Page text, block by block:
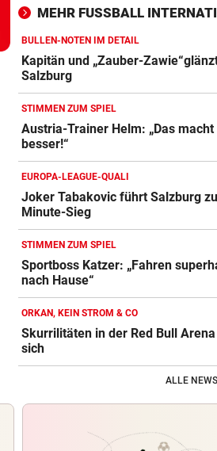
MEHR FUSSBALL
BULLEN-NOTEN IM DETAIL
Kapitän und „Zauber-
Salzburg
STIMMEN ZUM SPIEL
Austria-Trainer Helm: „Das macht
besser!“
EUROPA-LEAGUE-QUALI
Joker Tabakovic führt Salzburg
Minute-Sieg
STIMMEN ZUM SPIEL
Sportboss Katzer: „Fahren
nach Hause“
ORKAN, KEIN STROM & CO
Skurrilitäten in der Red Bull
sich
ALLE